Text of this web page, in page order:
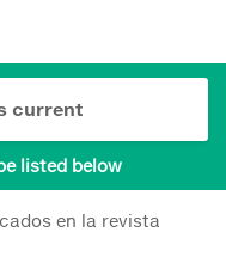
current
listed below
en la revista